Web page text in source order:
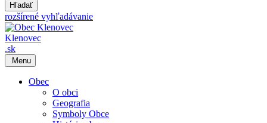
Hľadať
rozšírené vyhľadávanie
Klenovec
.sk
Menu
Obec
O obci
Geografia
Symboly Obce